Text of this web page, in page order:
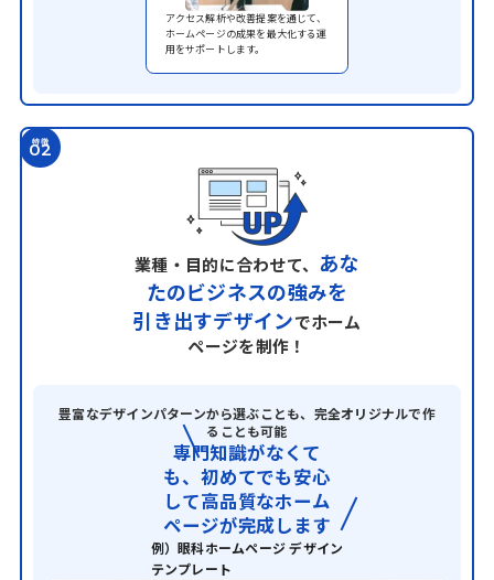
アクセス解析や改善提案を通じて、
ホームページの成果を最大化する運
用をサポートします。
特徴
02
業種・目的に合わせて、 あな
たのビジネスの強みを
引き出すデザインでホーム
ページを制作！
豊富なデザインパターンから選ぶことも、完全オリジナルで作
ることも可能
専門知識がなくて
も、初めてでも安心
して高品質なホーム
ページが完成します
例）眼科ホームページ デザイン
テンプレート